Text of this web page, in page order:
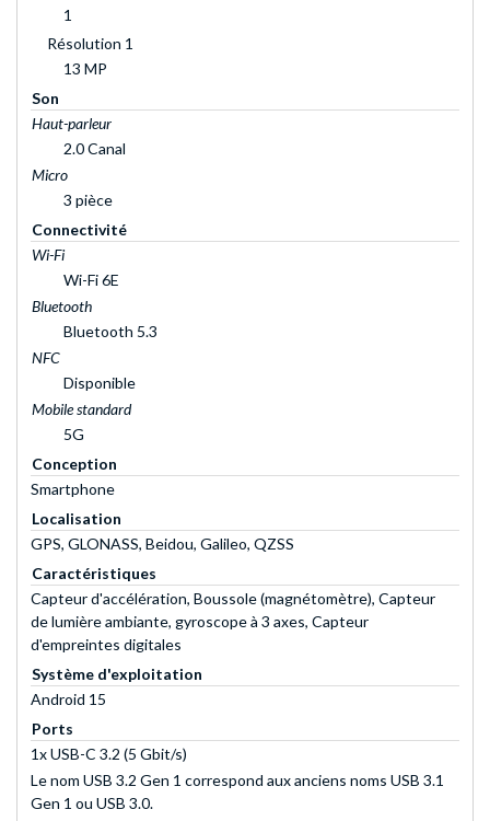
1
Résolution 1
13 MP
Son
Haut-parleur
2.0 Canal
Micro
3 pièce
Connectivité
Wi-Fi
Wi-Fi 6E
Bluetooth
Bluetooth 5.3
NFC
Disponible
Mobile standard
5G
Conception
Smartphone
Localisation
GPS, GLONASS, Beidou, Galileo, QZSS
Caractéristiques
Capteur d'accélération, Boussole (magnétomètre), Capteur
de lumière ambiante, gyroscope à 3 axes, Capteur
d'empreintes digitales
Système d'exploitation
Android 15
Ports
1x USB-C 3.2 (5 Gbit/s)
Le nom USB 3.2 Gen 1 correspond aux anciens noms USB 3.1
Gen 1 ou USB 3.0.